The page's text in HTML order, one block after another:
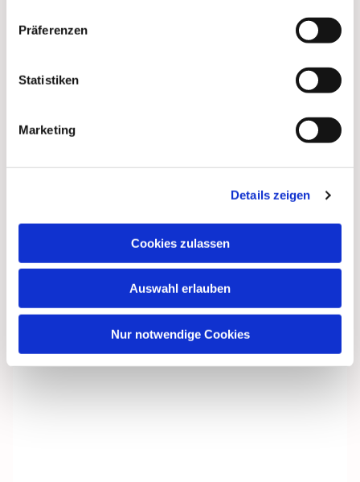
Präferenzen
Statistiken
Marketing
Details zeigen
Cookies zulassen
Auswahl erlauben
Nur notwendige Cookies
Dies könnte Sie auch
interessieren